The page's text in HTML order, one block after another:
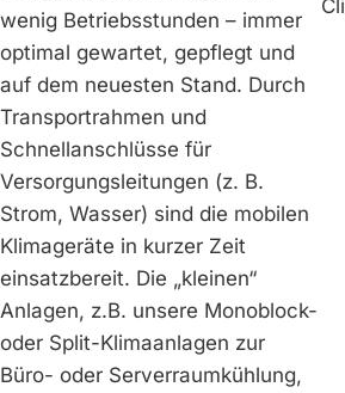
wenig Betriebsstunden – immer
optimal gewartet, gepflegt und
auf dem neuesten Stand. Durch
Transportrahmen und
Schnellanschlüsse für
Versorgungsleitungen (z. B.
Strom, Wasser) sind die mobilen
Klimageräte in kurzer Zeit
einsatzbereit. Die „kleinen“
Anlagen, z.B. unsere Monoblock-
oder Split-Klimaanlagen zur
Büro- oder Serverraumkühlung,